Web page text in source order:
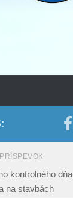
kontrolného dňa
na stavbách